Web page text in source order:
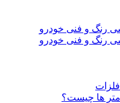
رنگ و فنی خودرو
رنگ و فنی خودرو